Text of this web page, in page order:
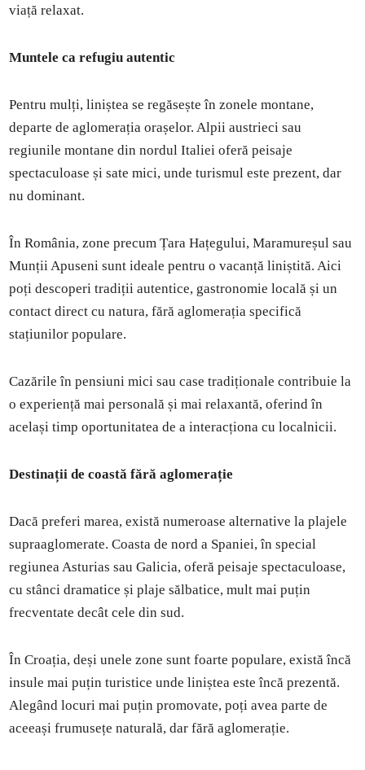
viață relaxat.
Muntele ca refugiu autentic
Pentru mulți, liniștea se regăsește în zonele montane,
departe de aglomerația orașelor. Alpii austrieci sau
regiunile montane din nordul Italiei oferă peisaje
spectaculoase și sate mici, unde turismul este prezent, dar
nu dominant.
În România, zone precum Țara Hațegului, Maramureșul sau
Munții Apuseni sunt ideale pentru o vacanță liniștită. Aici
poți descoperi tradiții autentice, gastronomie locală și un
contact direct cu natura, fără aglomerația specifică
stațiunilor populare.
Cazările în pensiuni mici sau case tradiționale contribuie la
o experiență mai personală și mai relaxantă, oferind în
același timp oportunitatea de a interacționa cu localnicii.
Destinații de coastă fără aglomerație
Dacă preferi marea, există numeroase alternative la plajele
supraaglomerate. Coasta de nord a Spaniei, în special
regiunea Asturias sau Galicia, oferă peisaje spectaculoase,
cu stânci dramatice și plaje sălbatice, mult mai puțin
frecventate decât cele din sud.
În Croația, deși unele zone sunt foarte populare, există încă
insule mai puțin turistice unde liniștea este încă prezentă.
Alegând locuri mai puțin promovate, poți avea parte de
aceeași frumusețe naturală, dar fără aglomerație.